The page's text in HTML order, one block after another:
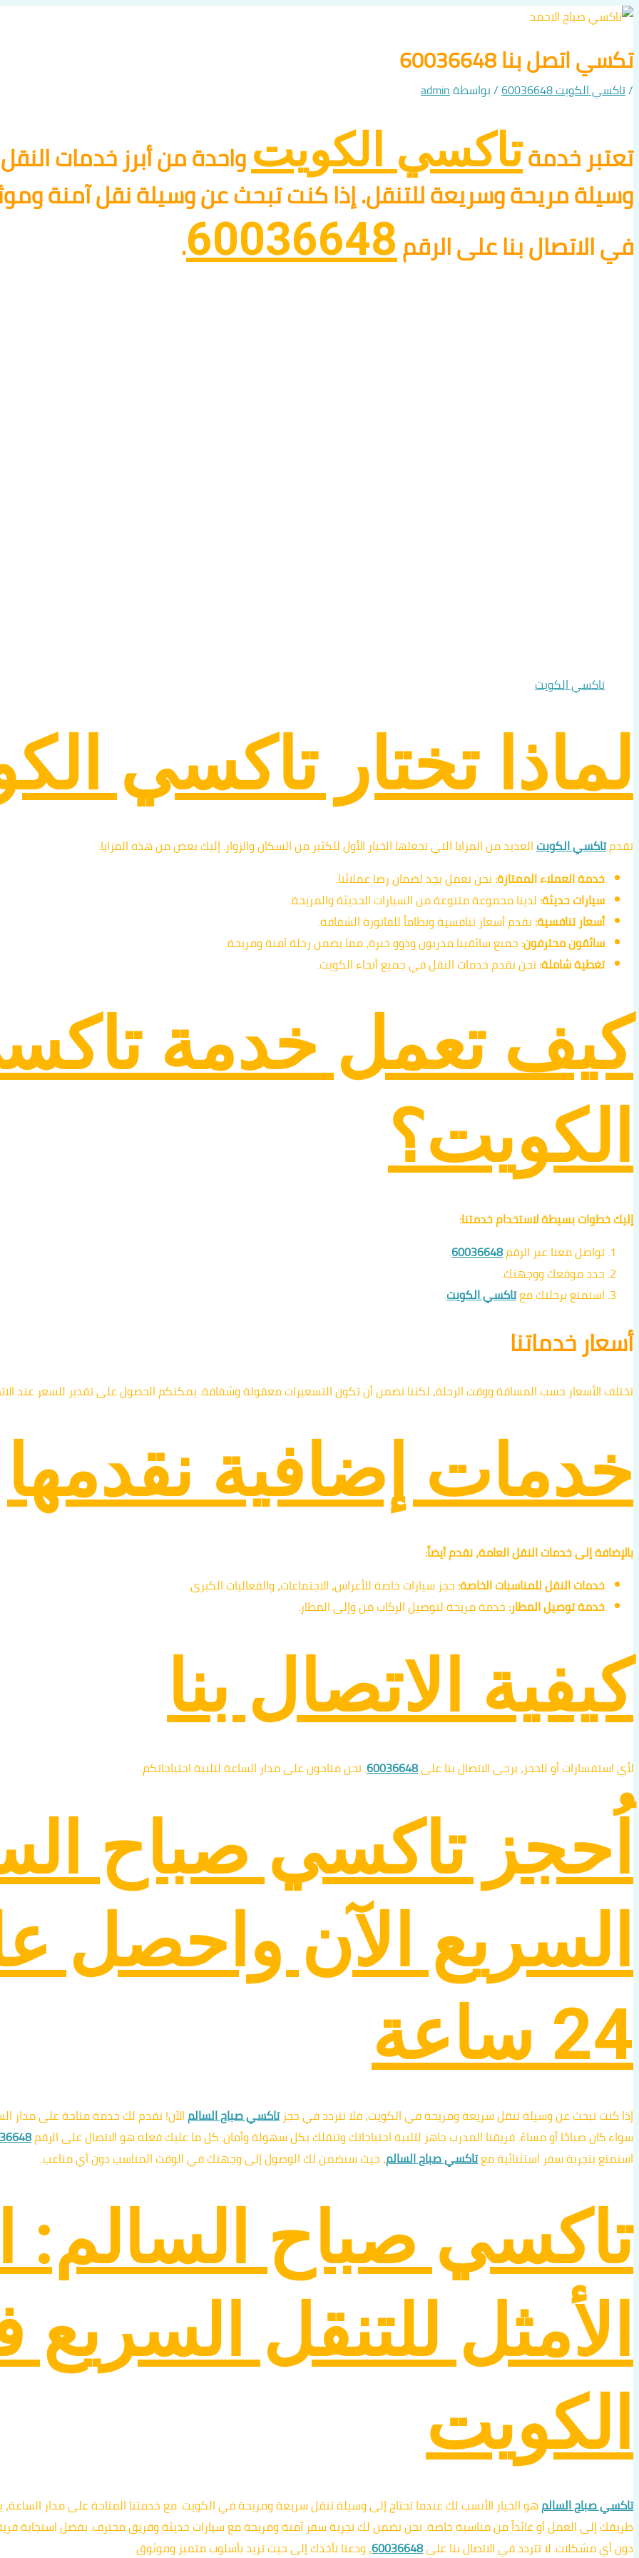
تخطي
المحتوى
تكسي اتصل بنا 60036648
/تاكسي الكويت 60036648 / بواسطةadmin
تعتبر خدمةتاكسي الكويتواحدة من أبرز خدمات
وسيلة مريحة وسريعة للتنقل. إذا كنت تبحث عن وسيلة نقل آمنة
في الاتصال بنا على الرقم60036648
.
تاكسي الكويت
لماذا تختار تاكسي
تقدمتاكسي الكويتالعديد من المزايا التي تجعلها الخيار الأول للكثير من السكان والزوار. إليك بعض من هذه المزايا:
خدمة العملاء الممتازة: نحن نعمل بجد لضمان رضا عملائنا.
سيارات حديثة: لدينا مجموعة متنوعة من السيارات الحديثة والمريحة.
أسعار تنافسية: نقدم أسعار تنافسية ونظاماً للفاتورة الشفافة.
سائقون محترفون: جميع سائقينا مدربون وذوو خبرة، مما يضمن رحلة آمنة ومريحة.
تغطية شاملة: نحن نقدم خدمات النقل في جميع أنحاء الكويت.
كيف تعمل خدمة
الكويت؟
إليك خطوات بسيطة لاستخدام خدمتنا:
تواصل معنا عبر الرقم60036648
.
حدد موقعك ووجهتك.
استمتع برحلتك معتاكسي الكويت.
أسعار خدماتنا
تختلف الأسعار حسب المسافة ووقت الرحلة، لكننا نضمن أن تكون التسعيرات معقولة وشفافة. يمكنكم الحصول على تقدير للسعر عند
خدمات إضافية نقدمها
بالإضافة إلى خدمات النقل العامة، نقدم أيضاً:
خدمات النقل للمناسبات الخاصة: حجز سيارات خاصة للأعراس، الاجتماعات، والفعاليات الكبرى.
خدمة توصيل المطار: خدمة مريحة لتوصيل الركاب من وإلى المطار.
كيفية الاتصال بنا
لأي استفسارات أو للحجز، يرجى الاتصال بنا على60036648. نحن متاحون على مدار الساعة لتلبية احتياجاتكم.
اُحجز تاكسي صباح
السريع الآن واحصل
24 ساعة
إذا كنت تبحث عن وسيلة تنقل سريعة ومريحة في الكويت، فلا تتردد في حجزتاكسي صباح السالمالآن! نقدم لك خدمة متاحة على مدار
سواء كان صباحًا أو مساءً. فريقنا المدرب جاهز لتلبية احتياجاتك وتنقلك بكل سهولة وأمان. كل ما عليك فعله هو الاتصال على الرقم
استمتع بتجربة سفر استثنائية معتاكسي صباح السالم، حيث سنضمن لك الوصول إلى وجهتك في الوقت المناسب دون أي متاعب.
تاكسي صباح السالم:
الأمثل للتنقل
الكويت
تاكسي صباح السالمهو الخيار الأنسب لك عندما تحتاج إلى وسيلة تنقل سريعة ومريحة في الكويت. مع خدمتنا المتاحة على مدار
طريقك إلى العمل أو عائداً من مناسبة خاصة. نحن نضمن لك تجربة سفر آمنة ومريحة مع سيارات حديثة وفريق محترف. بفضل استجابة
دون أي مشكلات. لا تتردد في الاتصال بنا على60036648، ودعنا نأخذك إلى حيث تريد بأسلوب متميز وموثوق.